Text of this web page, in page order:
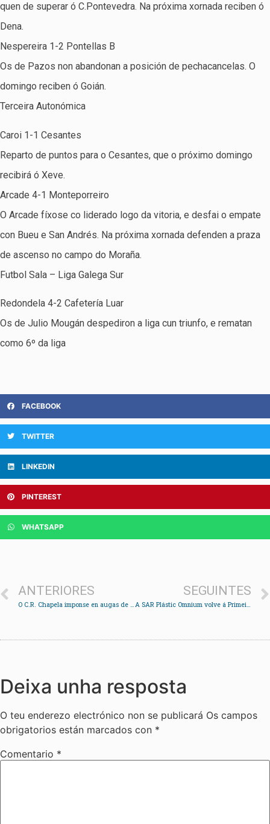
quen de superar ó C.Pontevedra. Na próxima xornada reciben ó
Dena.
Nespereira 1-2 Pontellas B
Os de Pazos non abandonan a posición de pechacancelas. O
domingo reciben ó Goián.
Terceira Autonómica
Caroi 1-1 Cesantes
Reparto de puntos para o Cesantes, que o próximo domingo
recibirá ó Xeve.
Arcade 4-1 Monteporreiro
O Arcade fíxose co liderado logo da vitoria, e desfai o empate
con Bueu e San Andrés. Na próxima xornada defenden a praza
de ascenso no campo do Moraña.
Futbol Sala – Liga Galega Sur
Redondela 4-2 Cafetería Luar
Os de Julio Mougán despediron a liga cun triunfo, e rematan
como 6º da liga
FACEBOOK
TWITTER
LINKEDIN
PINTEREST
WHATSAPP
ANTERIORES SEGUINTES
Deixa unha resposta
O teu enderezo electrónico non se publicará Os campos
obrigatorios están marcados con *
Comentario *